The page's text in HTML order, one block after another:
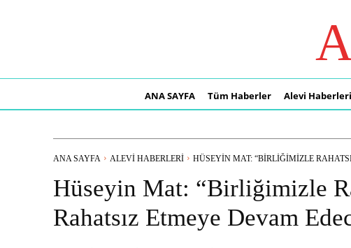
ANA SAYFA Tüm Haberler Alevi Haberleri
ANA SAYFA ALEVI HABERLERI HÜSEYIN MAT: “BIRLIĞIMIZLE
Hüseyin Mat: “Birliğimizle
Rahatsız Etmeye Devam